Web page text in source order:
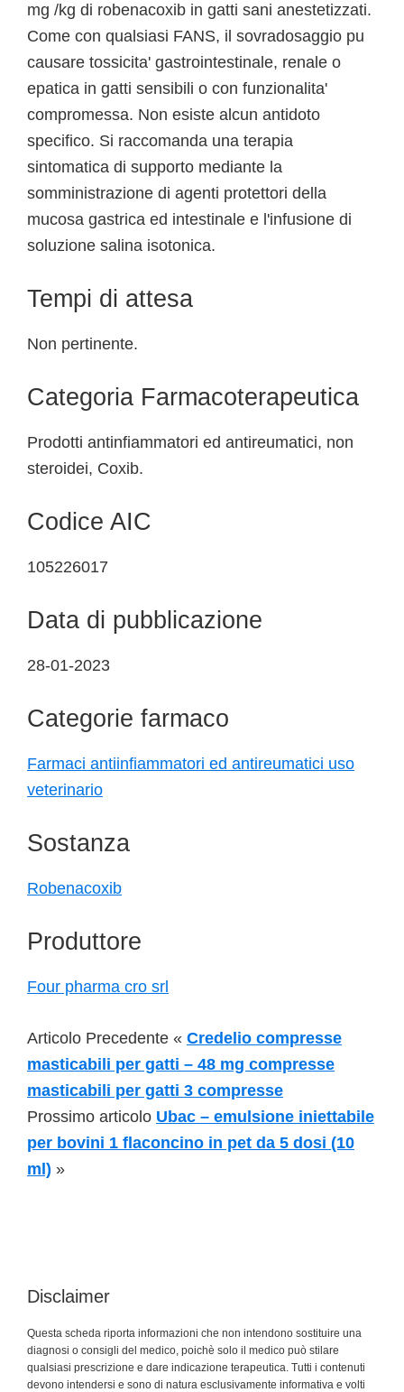
mg /kg di robenacoxib in gatti sani anestetizzati.
Come con qualsiasi FANS, il sovradosaggio pu
causare tossicita' gastrointestinale, renale o
epatica in gatti sensibili o con funzionalita'
compromessa. Non esiste alcun antidoto
specifico. Si raccomanda una terapia
sintomatica di supporto mediante la
somministrazione di agenti protettori della
mucosa gastrica ed intestinale e l'infusione di
soluzione salina isotonica.
Tempi di attesa
Non pertinente.
Categoria Farmacoterapeutica
Prodotti antinfiammatori ed antireumatici, non
steroidei, Coxib.
Codice AIC
105226017
Data di pubblicazione
28-01-2023
Categorie farmaco
Farmaci antiinfiammatori ed antireumatici uso
veterinario
Sostanza
Robenacoxib
Produttore
Four pharma cro srl
Articolo Precedente « Credelio compresse
masticabili per gatti – 48 mg compresse
masticabili per gatti 3 compresse
Prossimo articolo Ubac – emulsione iniettabile
per bovini 1 flaconcino in pet da 5 dosi (10
ml) »
Disclaimer
Questa scheda riporta informazioni che non intendono sostituire una
diagnosi o consigli del medico, poichè solo il medico può stilare
qualsiasi prescrizione e dare indicazione terapeutica. Tutti i contenuti
devono intendersi e sono di natura esclusivamente informativa e volti